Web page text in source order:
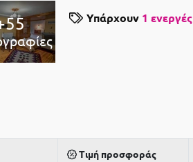
Υπάρχουν 1 ενεργές
Τιμή προσφοράς